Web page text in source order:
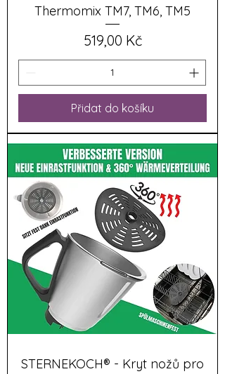
Thermomix TM7, TM6, TM5
Cena
519,00 Kč
Přidat do košíku
STERNEKOCH® - Kryt nožů pro